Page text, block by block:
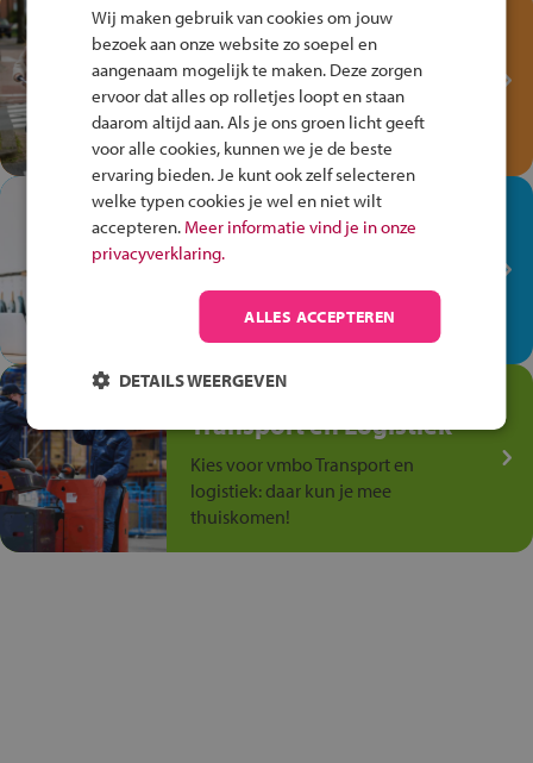
Test je kennis met het
Fiets Veilig
Verkeersspel!
Speel het Fiets Veilig Verkeersspel
en win een Cortina-fiets!
In de winkel ben je op je
plek!
op de winkelvloer, waar elke dag
anders is!
Jouw talent in de
Transport en Logistiek
Kies voor vmbo Transport en
logistiek: daar kun je mee
thuiskomen!
Wij maken gebruik van cookies om jouw
bezoek aan onze website zo soepel en
aangenaam mogelijk te maken. Deze zorgen
ervoor dat alles op rolletjes loopt en staan
daarom altijd aan. Als je ons groen licht geeft
voor alle cookies, kunnen we je de beste
ervaring bieden. Je kunt ook zelf selecteren
welke typen cookies je wel en niet wilt
accepteren. Meer informatie vind je in onze
privacyverklaring.
ALLES ACCEPTEREN
DETAILS WEERGEVEN